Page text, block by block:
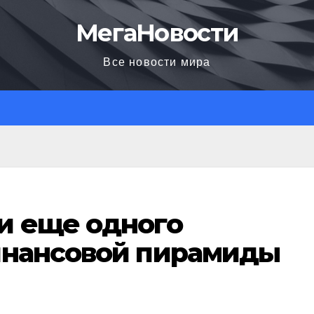
МегаНовости
Все новости мира
еще одного
пирамиды